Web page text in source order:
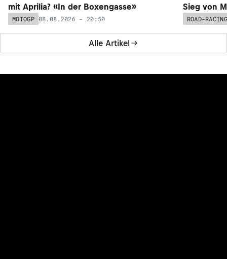
Alle Artikel
mit Aprilia? «In der Boxengasse»
MOTOGP 08.08.2026 - 20:50
Sieg von
ROAD-RACING